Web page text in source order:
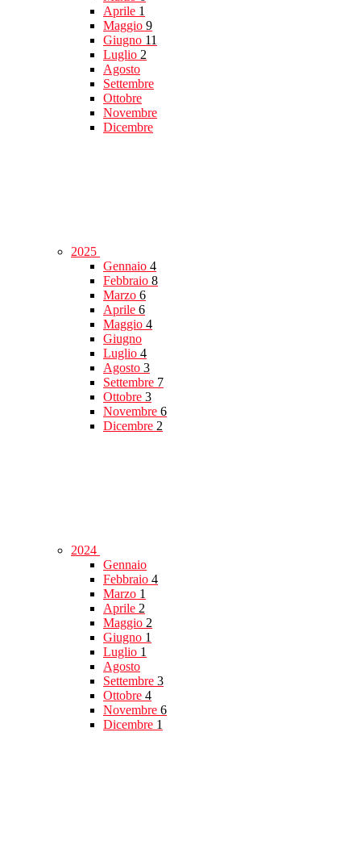
Aprile 1
Maggio 9
Giugno 11
Luglio 2
Agosto
Settembre
Ottobre
Novembre
Dicembre
2025
Gennaio 4
Febbraio 8
Marzo 6
Aprile 6
Maggio 4
Giugno
Luglio 4
Agosto 3
Settembre 7
Ottobre 3
Novembre 6
Dicembre 2
2024
Gennaio
Febbraio 4
Marzo 1
Aprile 2
Maggio 2
Giugno 1
Luglio 1
Agosto
Settembre 3
Ottobre 4
Novembre 6
Dicembre 1